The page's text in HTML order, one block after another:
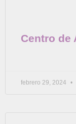
Centro de
febrero 29, 2024